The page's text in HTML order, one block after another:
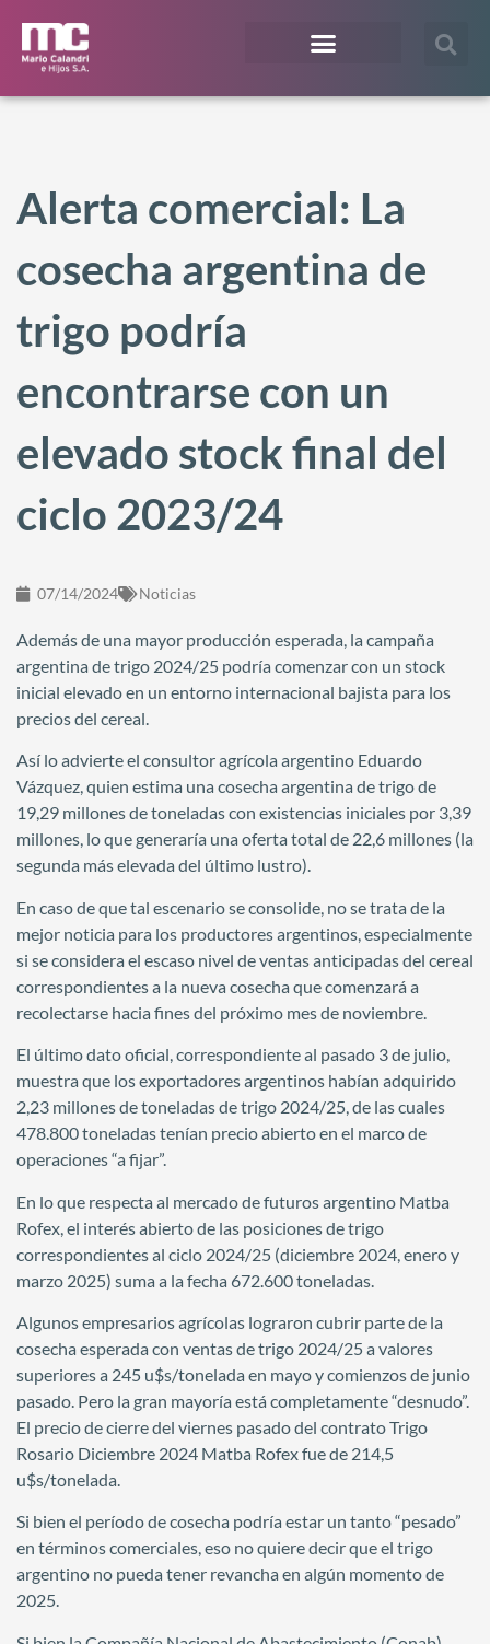
Alerta comercial: La
cosecha argentina de
trigo podría
encontrarse con un
elevado stock final del
ciclo 2023/24
07/14/2024 Noticias
Además de una mayor producción esperada, la campaña
argentina de trigo 2024/25 podría comenzar con un stock
inicial elevado en un entorno internacional bajista para los
precios del cereal.
Así lo advierte el consultor agrícola argentino Eduardo
Vázquez, quien estima una cosecha argentina de trigo de
19,29 millones de toneladas con existencias iniciales por 3,39
millones, lo que generaría una oferta total de 22,6 millones (la
segunda más elevada del último lustro).
En caso de que tal escenario se consolide, no se trata de la
mejor noticia para los productores argentinos, especialmente
si se considera el escaso nivel de ventas anticipadas del cereal
correspondientes a la nueva cosecha que comenzará a
recolectarse hacia fines del próximo mes de noviembre.
El último dato oficial, correspondiente al pasado 3 de julio,
muestra que los exportadores argentinos habían adquirido
2,23 millones de toneladas de trigo 2024/25, de las cuales
478.800 toneladas tenían precio abierto en el marco de
operaciones “a fijar”.
En lo que respecta al mercado de futuros argentino Matba
Rofex, el interés abierto de las posiciones de trigo
correspondientes al ciclo 2024/25 (diciembre 2024, enero y
marzo 2025) suma a la fecha 672.600 toneladas.
Algunos empresarios agrícolas lograron cubrir parte de la
cosecha esperada con ventas de trigo 2024/25 a valores
superiores a 245 u$s/tonelada en mayo y comienzos de junio
pasado. Pero la gran mayoría está completamente “desnudo”.
El precio de cierre del viernes pasado del contrato Trigo
Rosario Diciembre 2024 Matba Rofex fue de 214,5
u$s/tonelada.
Si bien el período de cosecha podría estar un tanto “pesado”
en términos comerciales, eso no quiere decir que el trigo
argentino no pueda tener revancha en algún momento de
2025.